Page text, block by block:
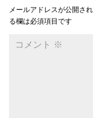
メールアドレスが公開さ
る欄は必須項目です